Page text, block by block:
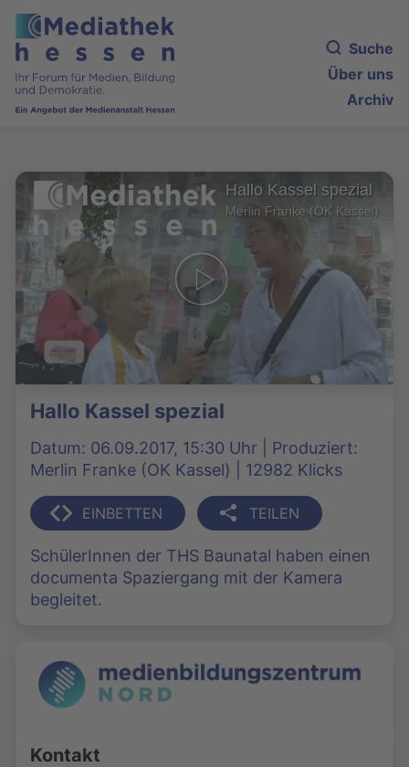
Suche
Über uns
Archiv
Hallo Kassel spezial
Merlin Franke (OK Kassel)
Hallo Kassel spezial
Datum: 06.09.2017, 15:30 Uhr | Produziert:
Merlin Franke (OK Kassel) | 12982 Klicks
EINBETTEN TEILEN
SchülerInnen der THS Baunatal haben einen
documenta Spaziergang mit der Kamera
begleitet.
Kontakt